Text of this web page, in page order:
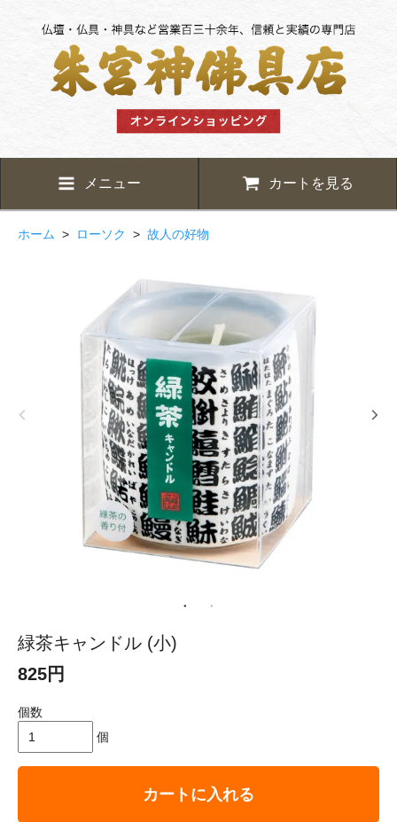
メニュー カートを見る
ホーム > ローソク > 故人の好物
緑茶キャンドル (小)
825円
個数
個
カートに入れる